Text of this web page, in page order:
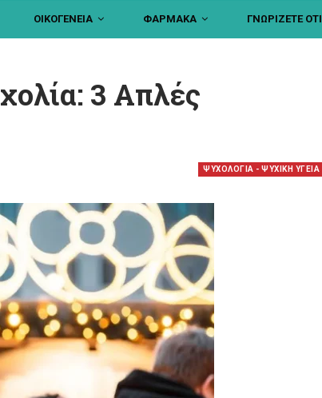
ΟΙΚΟΓΕΝΕΙΑ ΦΑΡΜΑΚΑ ΓΝΩΡΙΖΕΤΕ ΟΤΙ
3 Απλές
ΨΥΧΟΛΟΓΙΑ - ΨΥΧΙΚΗ ΥΓΕΙΑ